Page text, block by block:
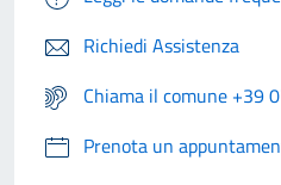
Richiedi Assistenza
Chiama il comune +39
Prenota un